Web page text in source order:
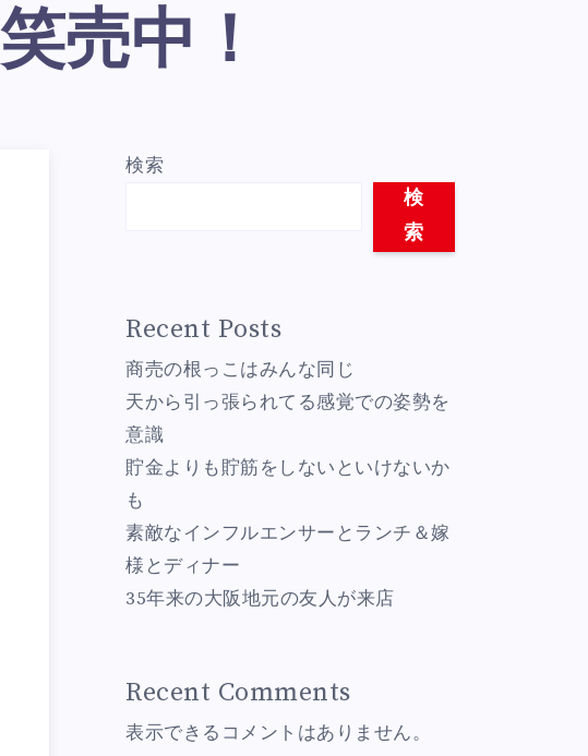
売中！
検索
検
索
Recent Posts
商売の根っこはみんな同じ
天から引っ張られてる感覚での姿勢を
意識
貯金よりも貯筋をしないといけないか
も
素敵なインフルエンサーとランチ＆嫁
様とディナー
35年来の大阪地元の友人が来店
Recent Comments
表示できるコメントはありません。